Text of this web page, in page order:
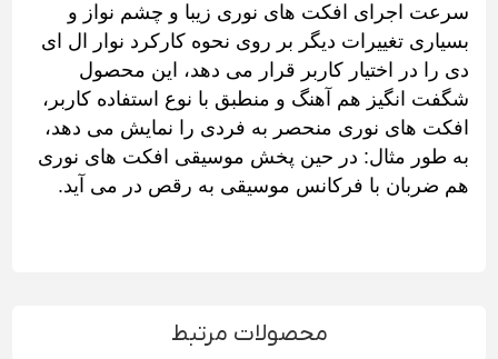
سرعت اجرای افکت های نوری زیبا و چشم نواز و
بسیاری تغییرات دیگر بر روی نحوه کارکرد نوار ال ای
دی را در اختیار کاربر قرار می دهد، این محصول
شگفت انگیز هم آهنگ و منطبق با نوع استفاده کاربر،
افکت های نوری منحصر به فردی را نمایش می دهد،
به طور مثال: در حین پخش موسیقی افکت های نوری
هم ضربان با فرکانس موسیقی به رقص در می آید.
محصولات مرتبط